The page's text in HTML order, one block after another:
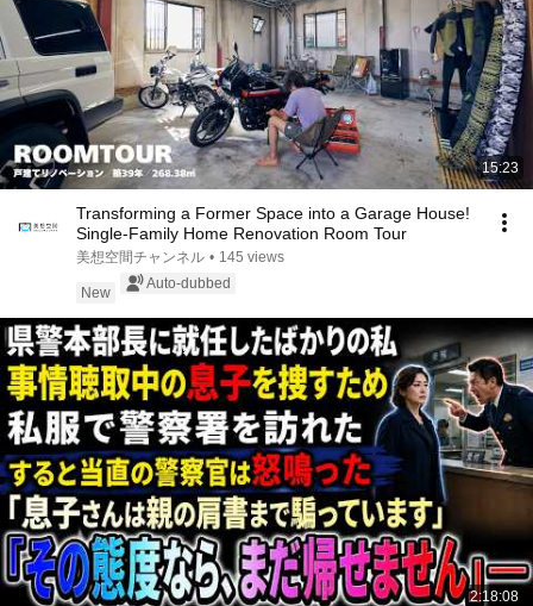
15:23
Transforming a Former Space into a Garage House!
Single-Family Home Renovation Room Tour
美想空間チャンネル • 145 views
New
Auto-dubbed
2:18:08